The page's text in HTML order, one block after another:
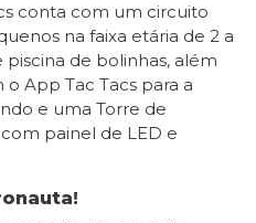
conta com um circuito
na faixa etária de 2 a
de bolinhas, além
o App Tac Tacs para a
e uma Torre de
painel de LED e